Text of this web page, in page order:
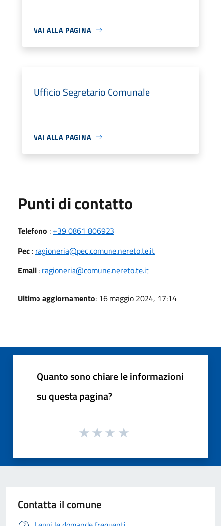
VAI ALLA PAGINA
Ufficio Segretario Comunale
VAI ALLA PAGINA
Punti di contatto
Telefono : +39 0861 806923
Pec : ragioneria@pec.comune.nereto.te.it
Email : ragioneria@comune.nereto.te.it
Ultimo aggiornamento: 16 maggio 2024, 17:14
Quanto sono chiare le informazioni
su questa pagina?
Contatta il comune